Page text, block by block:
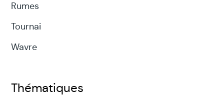
Rumes
Tournai
Wavre
Thématiques